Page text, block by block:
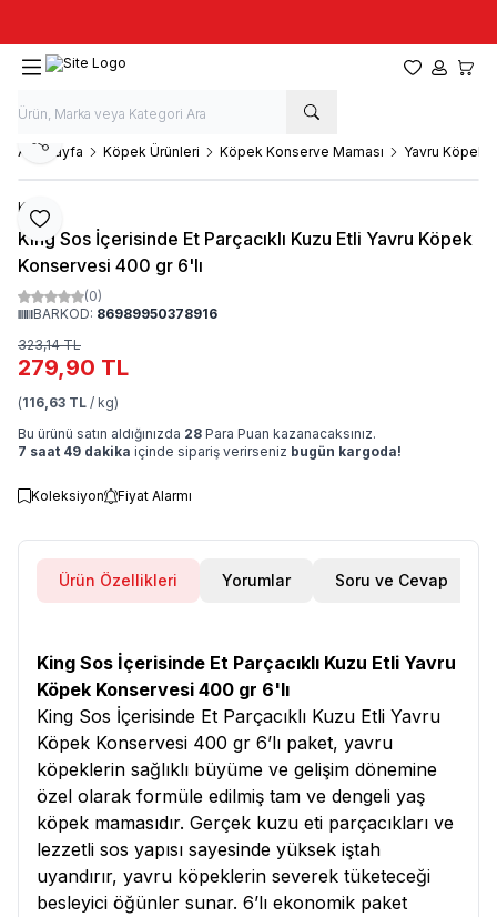
Favorilerim
Hesabım
Ana Sayfa Köpek Ürünleri Köpek Konserve Maması Yavru Köpek
Favoriye Ekle
Paylaş
King
King Sos İçerisinde Et Parçacıklı Kuzu Etli Yavru Köpek
Konservesi 400 gr 6'lı
(0)
BARKOD: 86989950378916
323,14TL
279,90 TL
(116,63 TL / kg)
Bu ürünü satın aldığınızda 28 Para Puan kazanacaksınız.
7 saat 49 dakika içinde sipariş verirseniz bugün kargoda!
Koleksiyon Fiyat Alarmı
Ürün Özellikleri Yorumlar Soru ve Cevap
King Sos İçerisinde Et Parçacıklı Kuzu Etli Yavru
Köpek Konservesi 400 gr 6'lı
King Sos İçerisinde Et Parçacıklı Kuzu Etli Yavru
Köpek Konservesi 400 gr 6’lı paket, yavru
köpeklerin sağlıklı büyüme ve gelişim dönemine
özel olarak formüle edilmiş tam ve dengeli yaş
köpek mamasıdır. Gerçek kuzu eti parçacıkları ve
lezzetli sos yapısı sayesinde yüksek iştah
uyandırır, yavru köpeklerin severek tüketeceği
besleyici öğünler sunar. 6’lı ekonomik paket